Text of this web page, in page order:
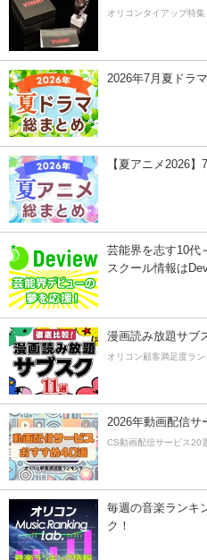
オリコンタイアップ特集
2026年7月夏ドラ
【夏アニメ2026
芸能界を志す10代
スクール情報は
漫画読み放題サブ
オリコン顧客満足度ラ
2026年動画配信サ
CS動画配信サービス20
毎週の音楽ランキ
ク！